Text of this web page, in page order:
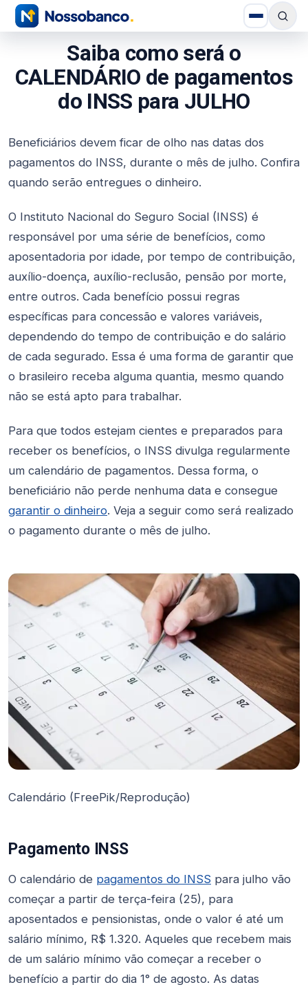
Saiba como será o
CALENDÁRIO de pagamentos
do INSS para JULHO
Beneficiários devem ficar de olho nas datas dos
pagamentos do INSS, durante o mês de julho. Confira
quando serão entregues o dinheiro.
O Instituto Nacional do Seguro Social (INSS) é
responsável por uma série de benefícios, como
aposentadoria por idade, por tempo de contribuição,
auxílio-doença, auxílio-reclusão, pensão por morte,
entre outros. Cada benefício possui regras
específicas para concessão e valores variáveis,
dependendo do tempo de contribuição e do salário
de cada segurado. Essa é uma forma de garantir que
o brasileiro receba alguma quantia, mesmo quando
não se está apto para trabalhar.
Para que todos estejam cientes e preparados para
receber os benefícios, o INSS divulga regularmente
um calendário de pagamentos. Dessa forma, o
beneficiário não perde nenhuma data e consegue
garantir o dinheiro. Veja a seguir como será realizado
o pagamento durante o mês de julho.
Calendário (FreePik/Reprodução)
Pagamento INSS
O calendário de pagamentos do INSS para julho vão
começar a partir de terça-feira (25), para
aposentados e pensionistas, onde o valor é até um
salário mínimo, R$ 1.320. Aqueles que recebem mais
de um salário mínimo vão começar a receber o
benefício a partir do dia 1° de agosto. As datas